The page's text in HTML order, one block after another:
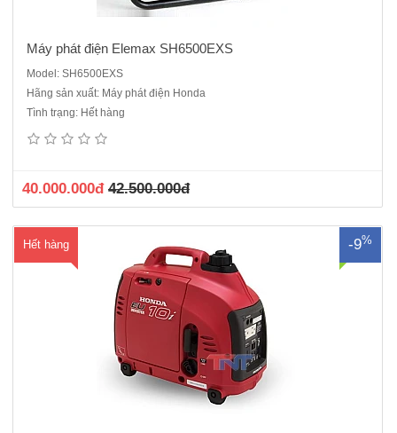
Máy phát điện Elemax SH6500EXS
Model: SH6500EXS
Hãng sản xuất: Máy phát điện Honda
Tình trạng: Hết hàng
40.000.000đ 42.500.000đ
Hết hàng -9%
Máy phát điện Honda EU 10i Máy phát điện 1 pha - chạy xăngModel
kVATiêu hao nhiên liệu : 0.4 lít/hSố pha máy phát điện: 1 phaKhởi